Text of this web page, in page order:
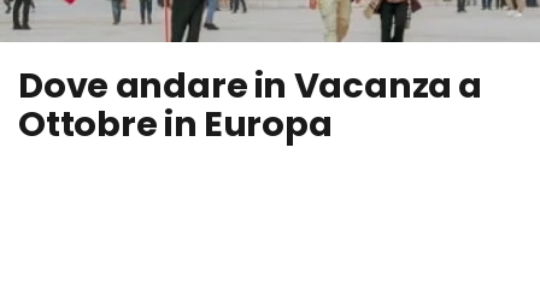
Dove andare in Vacanza a
Ottobre in Europa